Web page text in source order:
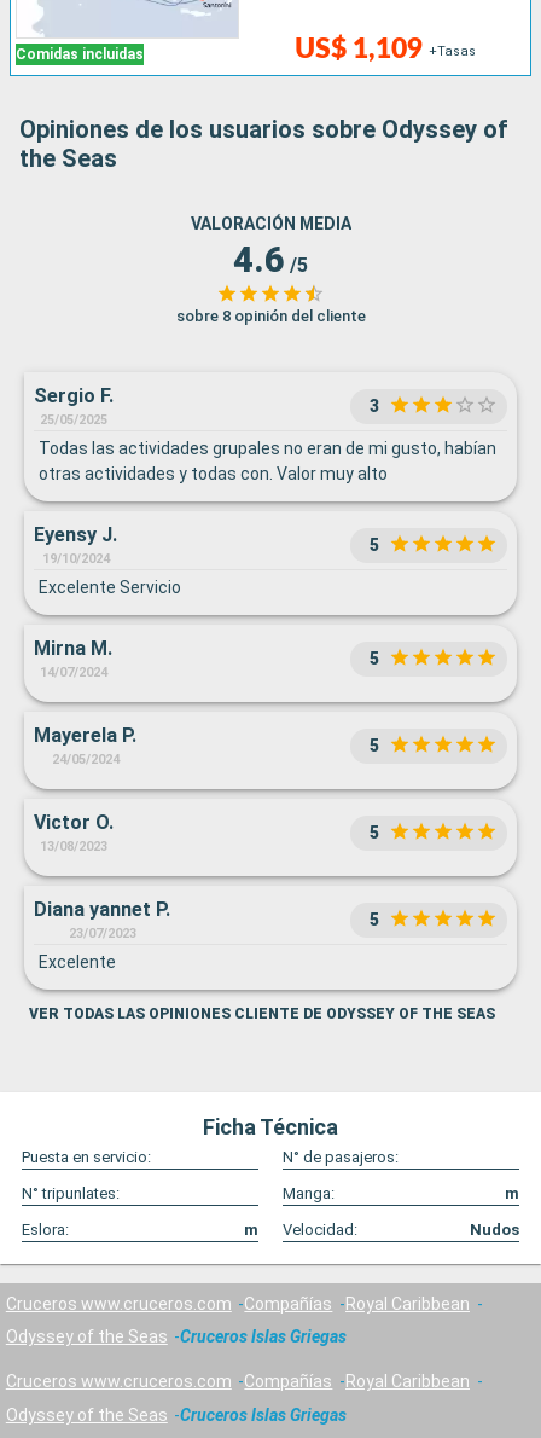
Comidas incluidas US$ 1,109 +Tasas
Opiniones de los usuarios sobre Odyssey of
the Seas
VALORACIÓN MEDIA
4.6 /5
sobre 8 opinión del cliente
Sergio F.
25/05/2025
3
Todas las actividades grupales no eran de mi gusto, habían
otras actividades y todas con. Valor muy alto
Eyensy J.
19/10/2024
5
Excelente Servicio
Mirna M.
14/07/2024
5
Mayerela P.
24/05/2024
5
Victor O.
13/08/2023
5
Diana yannet P.
23/07/2023
5
Excelente
VER TODAS LAS OPINIONES CLIENTE DE ODYSSEY OF THE SEAS
Ficha Técnica
Puesta en servicio:
N° de pasajeros:
N° tripunlates:
Manga:
m
Eslora:
m Velocidad: Nudos
Cruceros www.cruceros.com Compañías
Royal Caribbean
Odyssey of the Seas
Cruceros Islas Griegas
Cruceros www.cruceros.com Compañías
Royal Caribbean
Odyssey of the Seas
Cruceros Islas Griegas